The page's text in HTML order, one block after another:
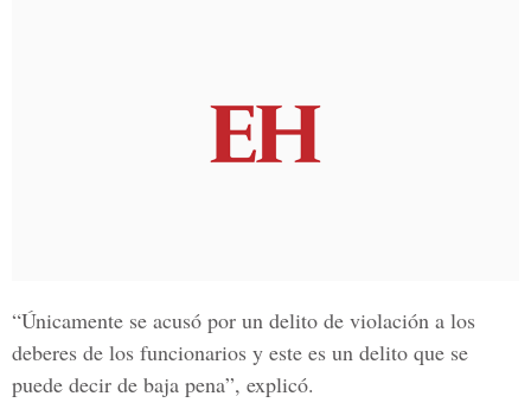
“Únicamente se acusó por un delito de violación a los
deberes de los funcionarios y este es un delito que se
puede decir de baja pena”, explicó.